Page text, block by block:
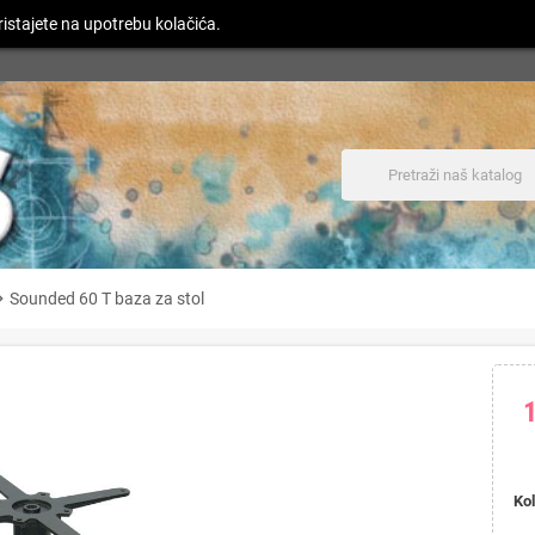
Sounded 60 T baza za stol
na upotrebu kolačića.